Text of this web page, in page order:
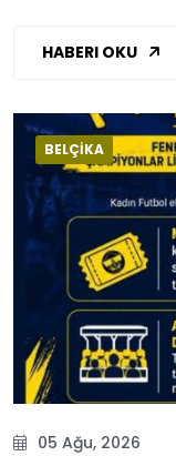
HABERI OKU
BELÇİKA
05 Ağu, 2026